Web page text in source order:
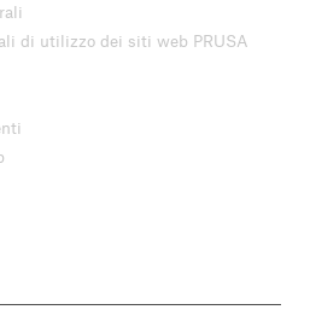
di utilizzo dei siti web PRUSA